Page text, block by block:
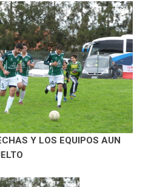
Y LOS EQUIPOS AUN